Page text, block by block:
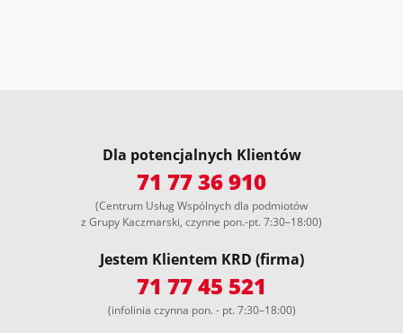
Dla potencjalnych Klientów
71 77 36 910
(Centrum Usług Wspólnych dla podmiotów
z Grupy Kaczmarski, czynne pon.-pt. 7:30–18:00)
Jestem Klientem KRD (firma)
71 77 45 521
(infolinia czynna pon. - pt. 7:30–18:00)